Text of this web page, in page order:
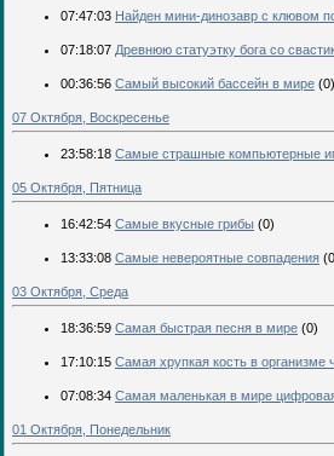
07:47:03 Найден мини-динозавр с клювом
07:18:07 Древнюю статуэтку бога со
00:36:56 Самый высокий бассейн в мире (0)
07 Октября, Воскресенье
23:58:18 Самые страшные компьютерные
05 Октября, Пятница
16:42:54 Самые вкусные грибы (0)
13:33:08 Самые невероятные совпадения
03 Октября, Среда
18:36:59 Самая быстрая песня в мире (0)
17:10:15 Самая хрупкая кость в организме
07:08:34 Самая маленькая в мире
01 Октября, Понедельник